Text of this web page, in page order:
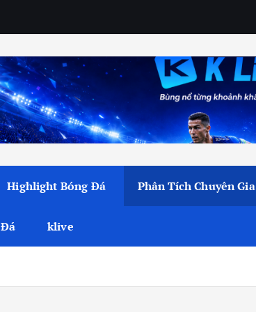
Highlight Bóng Đá Phân Tích Chuyên Gia
klive